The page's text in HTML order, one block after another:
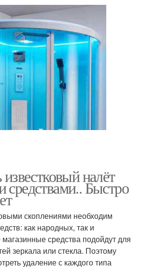
налёт
Быстро
скоплениями необходим
как народных, так и
средства подойдут для
зеркала или стекла. Поэтому
удаление с каждого типа